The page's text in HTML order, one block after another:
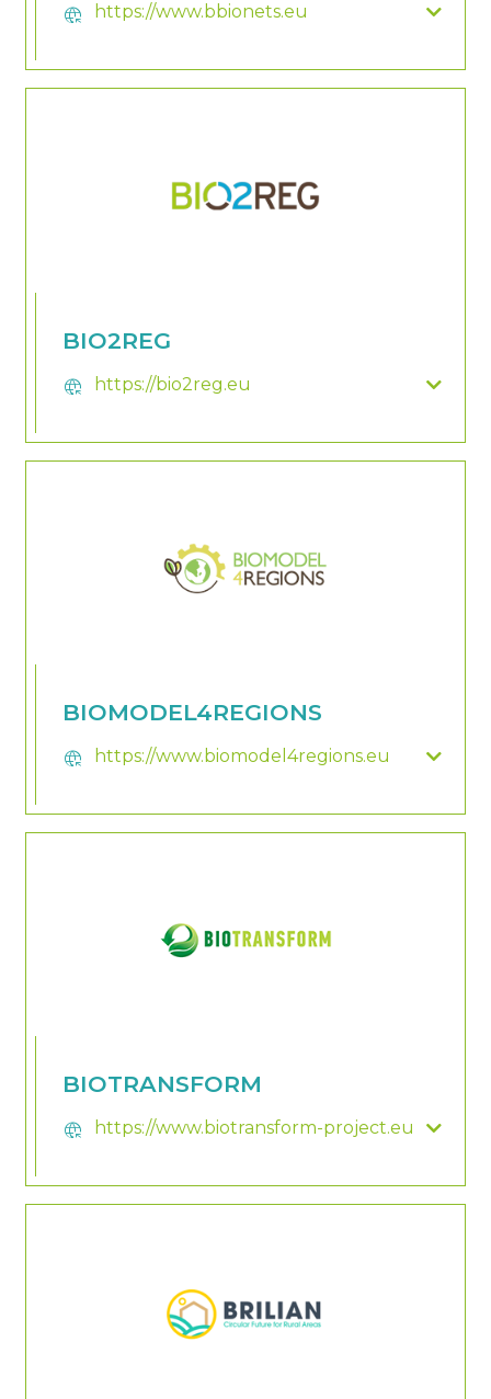
captive_portal https://www.bbionets.eu
BIO2REG
captive_portal https://bio2reg.eu
BIOMODEL4REGIONS
captive_portal https://www.biomodel4regions.eu
BIOTRANSFORM
captive_portal https://www.biotransform-project.eu